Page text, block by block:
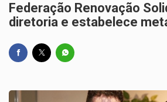
Federação Renovação
diretoria e estabelece